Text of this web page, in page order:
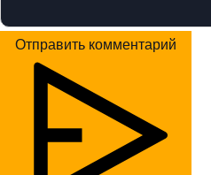
Отправить комментарий